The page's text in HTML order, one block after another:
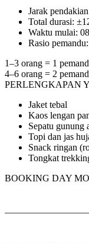
Jarak
Total durasi:
Waktu mulai:
Rasio pemandu:
1–3 orang = 1
4–6 orang = 2
PERLENGKAPAN
Jaket tebal
Kaos lengan
Sepatu gunung
Topi dan jas
Snack ringan
Tongkat
BOOKING DAY